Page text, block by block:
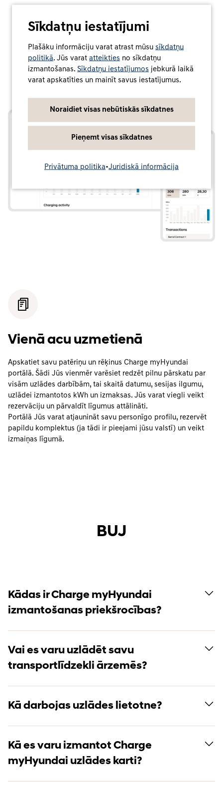
Vienā acu uzmetienā
Apskatiet savu patēriņu un rēķinus Charge myHyundai
portālā. Šādi Jūs vienmēr varēsiet redzēt pilnu pārskatu par
visām uzlādes darbībām, tai skaitā datumu, sesijas ilgumu,
uzlādei izmantotos kWh un izmaksas. Jūs varat viegli veikt
rezervāciju un pārvaldīt līgumus attālināti.
Portālā Jūs varat atjaunināt savu personīgo profilu, rezervēt
papildu komplektus (ja tādi ir pieejami jūsu valstī) un veikt
izmaiņas līgumā.
BUJ
Kādas ir Charge myHyundai
izmantošanas priekšrocības?
Vai es varu uzlādēt savu
transportlīdzekli ārzemēs?
Kā darbojas uzlādes lietotne?
Kā es varu izmantot Charge
myHyundai uzlādes karti?
Sīkdatņu iestatījumi
Plašāku informāciju varat atrast mūsu sīkdatņu
politikā. Jūs varat atteikties no sīkdatņu
izmantošanas. Sīkdatņu iestatījumos jebkurā laikā
varat apskatīties un mainīt savus iestatījumus.
Noraidiet visas nebūtiskās sīkdatnes
Pieņemt visas sīkdatnes
Privātuma politika•Juridiskā informācija